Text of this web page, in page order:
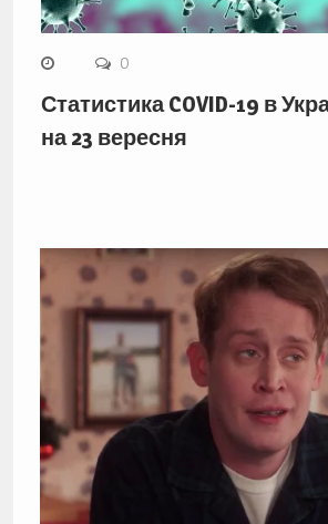
0
Статистика COVID-19 в
на 23 вересня